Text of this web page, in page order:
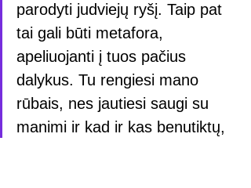
parodyti judviejų ryšį. Taip pat
tai gali būti metafora,
apeliuojanti į tuos pačius
dalykus. Tu rengiesi mano
rūbais, nes jautiesi saugi su
manimi ir kad ir kas benutiktų,